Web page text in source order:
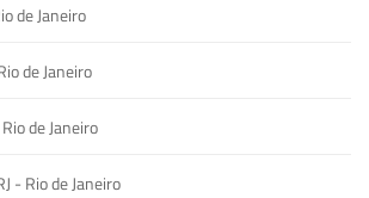
de Janeiro
de Janeiro
de Janeiro
- Rio de Janeiro